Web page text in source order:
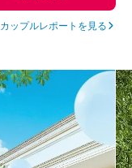
カップルレポートを見る